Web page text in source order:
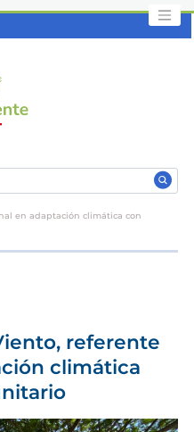
en adaptación climática con
referente
climática